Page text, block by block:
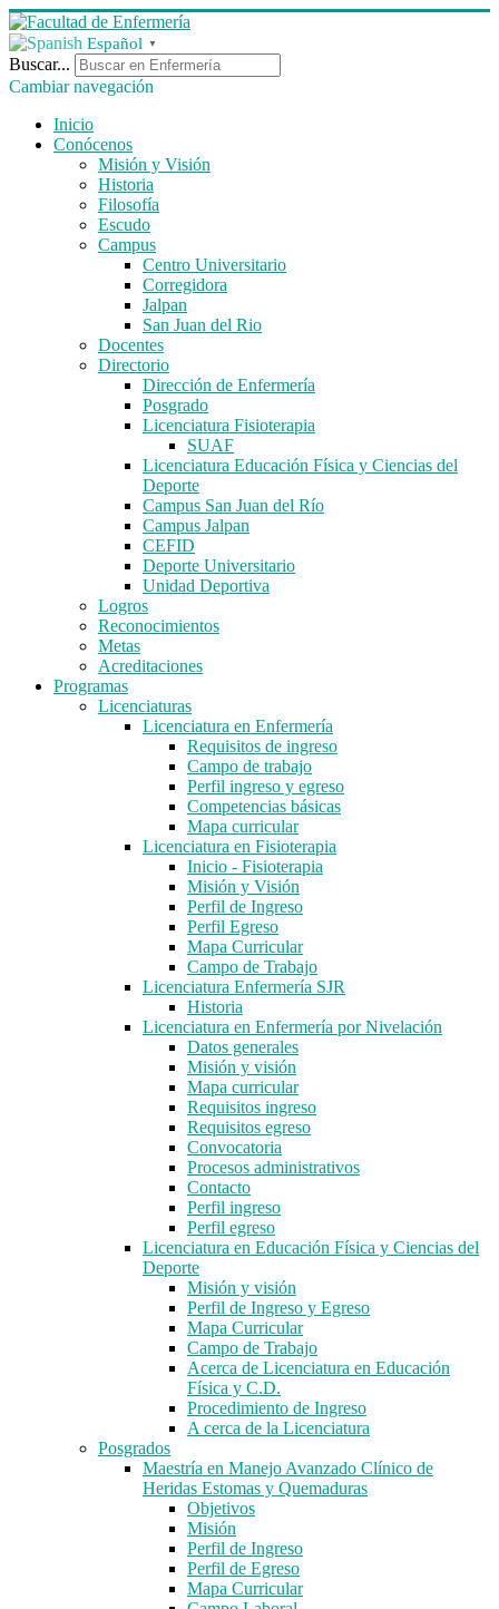
Español ▼
Buscar...
Cambiar navegación
Inicio
Conócenos
Misión y Visión
Historia
Filosofía
Escudo
Campus
Centro Universitario
Corregidora
Jalpan
San Juan del Rio
Docentes
Directorio
Dirección de Enfermería
Posgrado
Licenciatura Fisioterapia
SUAF
Licenciatura Educación Física y Ciencias del
Deporte
Campus San Juan del Río
Campus Jalpan
CEFID
Deporte Universitario
Unidad Deportiva
Logros
Reconocimientos
Metas
Acreditaciones
Programas
Licenciaturas
Licenciatura en Enfermería
Requisitos de ingreso
Campo de trabajo
Perfil ingreso y egreso
Competencias básicas
Mapa curricular
Licenciatura en Fisioterapia
Inicio - Fisioterapia
Misión y Visión
Perfil de Ingreso
Perfil Egreso
Mapa Curricular
Campo de Trabajo
Licenciatura Enfermería SJR
Historia
Licenciatura en Enfermería por Nivelación
Datos generales
Misión y visión
Mapa curricular
Requisitos ingreso
Requisitos egreso
Convocatoria
Procesos administrativos
Contacto
Perfil ingreso
Perfil egreso
Licenciatura en Educación Física y Ciencias del
Deporte
Misión y visión
Perfil de Ingreso y Egreso
Mapa Curricular
Campo de Trabajo
Acerca de Licenciatura en Educación
Física y C.D.
Procedimiento de Ingreso
A cerca de la Licenciatura
Posgrados
Maestría en Manejo Avanzado Clínico de
Heridas Estomas y Quemaduras
Objetivos
Misión
Perfil de Ingreso
Perfil de Egreso
Mapa Curricular